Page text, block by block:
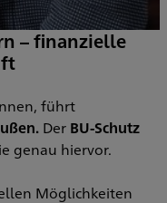
– finanzielle
führt
Der BU-Schutz
genau hiervor.
Möglichkeiten